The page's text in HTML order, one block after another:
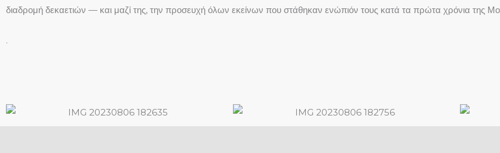
διαδρομή δεκαετιών — και μαζί της, την προσευχή όλων εκείνων που στάθηκαν ενώπιόν τους κατά τα πρώτα χρόνια της
.